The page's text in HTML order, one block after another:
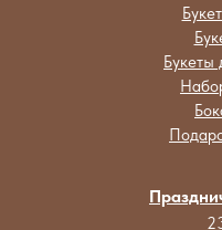
Букеты